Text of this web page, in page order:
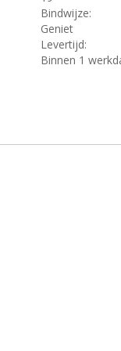
Bindwijze:
Geniet
Levertijd:
Binnen 1